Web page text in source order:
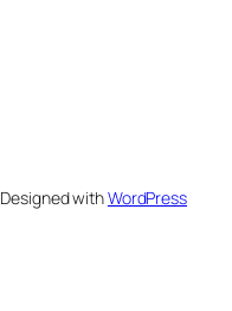
Designed withWordPress